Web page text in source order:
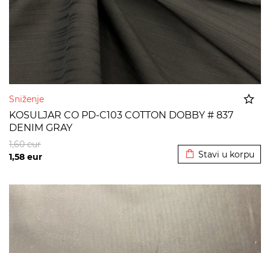
Sniženje
KOSULJAR CO PD-C103 COTTON DOBBY # 837
DENIM GRAY
1,58 eur
1,60eur
Stavi u korpu